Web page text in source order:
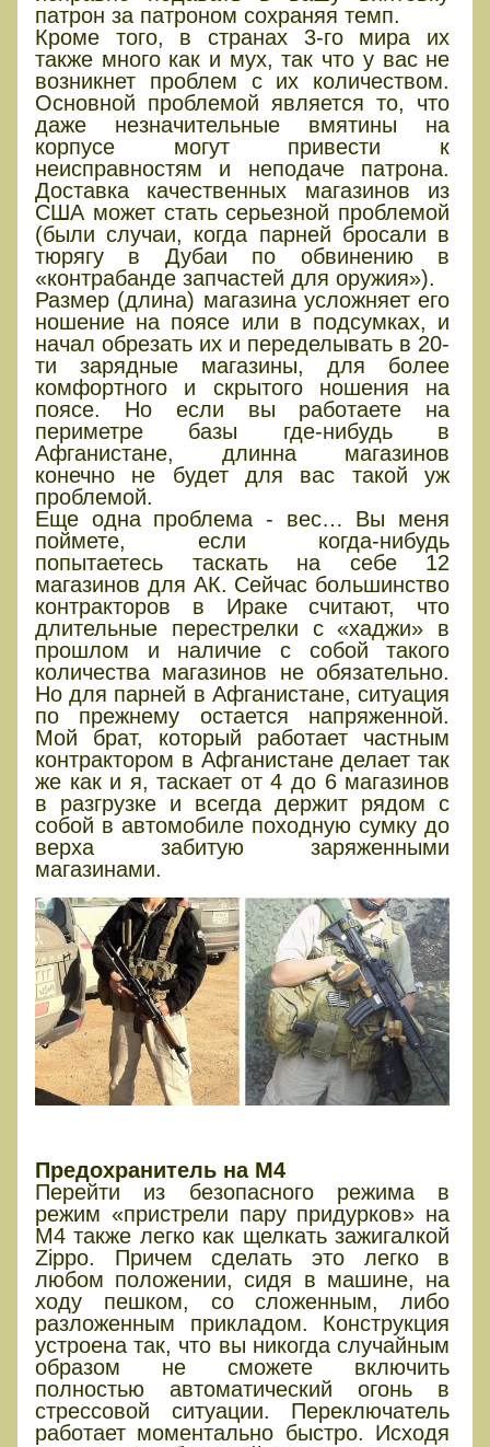
патрон за патроном сохраняя темп.
Кроме того, в странах 3-го мира их
также много как и мух, так что у вас не
возникнет проблем с их количеством.
Основной проблемой является то, что
даже незначительные вмятины на
корпусе могут привести к
неисправностям и неподаче патрона.
Доставка качественных магазинов из
США может стать серьезной проблемой
(были случаи, когда парней бросали в
тюрягу в Дубаи по обвинению в
«контрабанде запчастей для оружия»).
Размер (длина) магазина усложняет его
ношение на поясе или в подсумках, и
начал обрезать их и переделывать в 20-
ти зарядные магазины, для более
комфортного и скрытого ношения на
поясе. Но если вы работаете на
периметре базы где-нибудь в
Афганистане, длинна магазинов
конечно не будет для вас такой уж
проблемой.
Еще одна проблема - вес… Вы меня
поймете, если когда-нибудь
попытаетесь таскать на себе 12
магазинов для АК. Сейчас большинство
контракторов в Ираке считают, что
длительные перестрелки с «хаджи» в
прошлом и наличие с собой такого
количества магазинов не обязательно.
Но для парней в Афганистане, ситуация
по прежнему остается напряженной.
Мой брат, который работает частным
контрактором в Афганистане делает так
же как и я, таскает от 4 до 6 магазинов
в разгрузке и всегда держит рядом с
собой в автомобиле походную сумку до
верха забитую заряженными
магазинами.
Предохранитель на М4
Перейти из безопасного режима в
режим «пристрели пару придурков» на
М4 также легко как щелкать зажигалкой
Zippo. Причем сделать это легко в
любом положении, сидя в машине, на
ходу пешком, со сложенным, либо
разложенным прикладом. Конструкция
устроена так, что вы никогда случайным
образом не сможете включить
полностью автоматический огонь в
стрессовой ситуации. Переключатель
работает моментально быстро. Исходя